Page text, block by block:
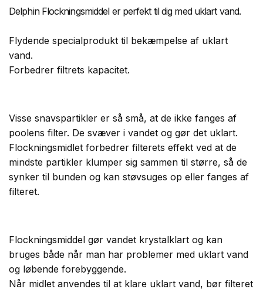
Delphin Flockningsmiddel er perfekt til dig med uklart vand.
Flydende specialprodukt til bekæmpelse af uklart
vand.
Forbedrer filtrets kapacitet.
Visse snavspartikler er så små, at de ikke fanges af
poolens filter. De svæver i vandet og gør det uklart.
Flockningsmidlet forbedrer filterets effekt ved at de
mindste partikler klumper sig sammen til større, så de
synker til bunden og kan støvsuges op eller fanges af
filteret.
Flockningsmiddel gør vandet krystalklart og kan
bruges både når man har problemer med uklart vand
og løbende forebyggende.
Når midlet anvendes til at klare uklart vand, bør filteret